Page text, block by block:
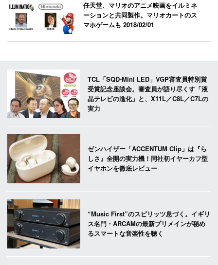
任天堂、マリオのアニメ映画をイルミネ
ーションと共同製作。マリオカートのス
マホゲームも2018/02/01
TCL「SQD-Mini LED」VGP審査員特別賞
受賞記念座談会。審査員が語り尽くす「液
晶テレビの進化」と、X11L／C8L／C7Lの
実力
ゼンハイザー「ACCENTUM Clip」は『ら
しさ』全開の実力機！同社初イヤーカフ型
イヤホンを徹底レビュー
“Music First”のスピリッツ息づく。イギリ
ス名門・ARCAMの最新プリメインが秘め
るスマートな音楽性を聴く